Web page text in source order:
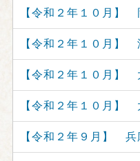
【令和２年１０月
【令和２年１０月
【令和２年１０月
【令和２年１０月
【令和２年９月】